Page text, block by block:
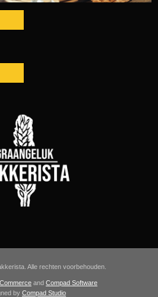
Alle rechten voorbehouden.
and Compad Software
by Compad Studio